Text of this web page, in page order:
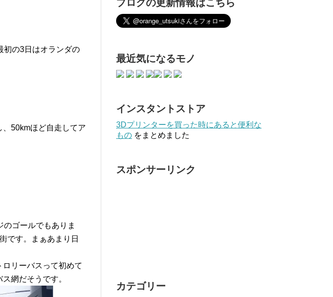
初の3日はオランダの
50kmほど自走してア
ゴールでもありま
です。まぁあまり日
リーバスって初めて
網だそうです。
ブログの更新情報はこちら
最近気になるモノ
インスタントストア
3Dプリンターを買った時にあると便利な
もの をまとめました
スポンサーリンク
カテゴリー